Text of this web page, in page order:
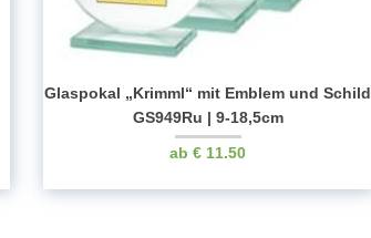
Glaspokal „Krimml“ mit Emblem und Schild
GS949Ru | 9-18,5cm
€ 11.50